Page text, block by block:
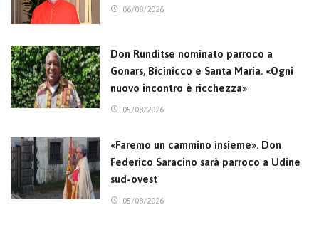
06/08/2026
Don Runditse nominato parroco a
Gonars, Bicinicco e Santa Maria. «Ogni
nuovo incontro è ricchezza»
05/08/2026
«Faremo un cammino insieme». Don
Federico Saracino sarà parroco a Udine
sud-ovest
05/08/2026